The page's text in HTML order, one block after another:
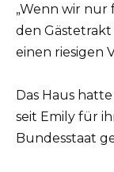
„Wenn wir nur
den
einen riesigen
Das Haus
seit Emily für
Bundesstaat